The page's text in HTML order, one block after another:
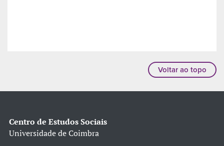
Voltar ao topo
Centro de Estudos Sociais
Universidade de Coimbra